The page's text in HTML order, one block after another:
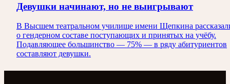
Девушки начинают, но не выигрывают
В Высшем театральном училище имени Щепкина
о гендерном составе поступающих и принятых на учёбу.
Подавляющее большинство — 75% — в ряду абитуриентов
составляют девушки.